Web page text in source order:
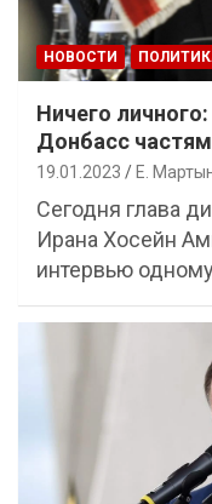
НОВОСТИ
Ничего
Донбасс
19.01.2023 Е.
Сегодня глава
Ирана Хосейн
интервью